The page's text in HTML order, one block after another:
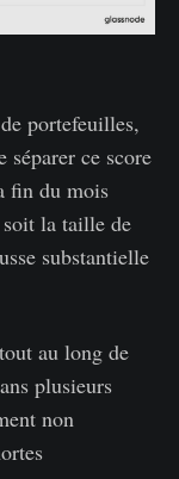
portefeuilles,
séparer ce score
fin du mois
soit la taille de
substantielle
au long de
plusieurs
non